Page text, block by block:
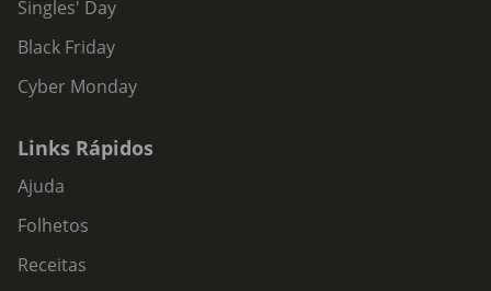
Singles' Day
Black Friday
Cyber Monday
Links Rápidos
Ajuda
Folhetos
Receitas